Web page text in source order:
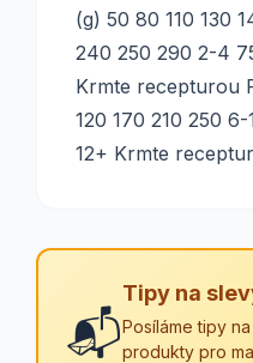
(g) 50 80 110 130
240 250 290 2-4
Krmte recepturou
120 170 210 250
12+ Krmte
📬
Tipy na
Posíláme tipy
produkty pro